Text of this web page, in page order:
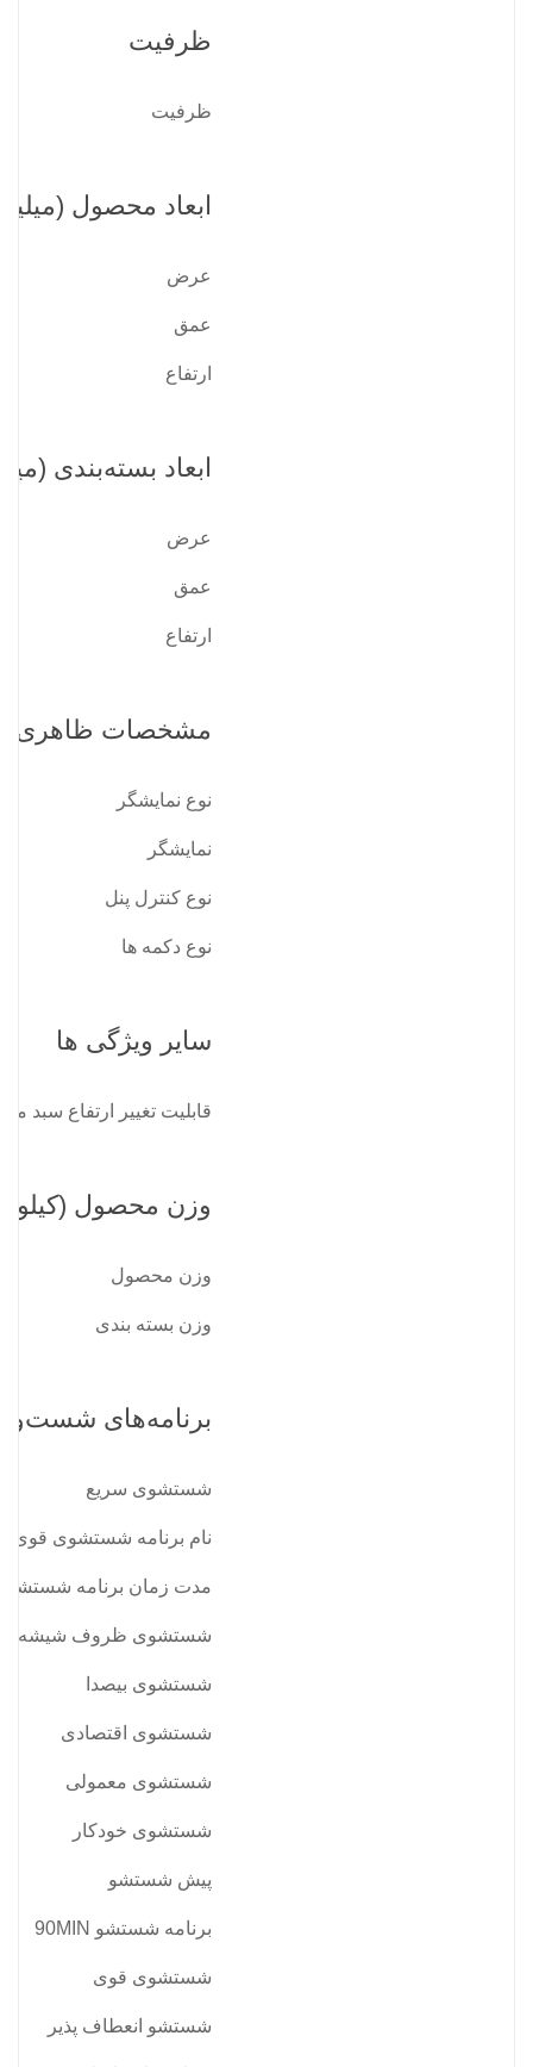
ظرفیت
ظرفیت
ابعاد محصول
عرض
عمق
ارتفاع
ابعاد بسته‌بندی
عرض
عمق
ارتفاع
مشخصات ظاهری
نوع نمایشگر
نمایشگر
نوع کنترل پنل
نوع دکمه ها
سایر ویژگی ها
قابلیت تغییر ارتفاع سبد
وزن محصول
وزن محصول
وزن بسته بندی
برنامه‌های
شستشوی سریع
نام برنامه شستشوی قوی
مدت زمان برنامه
شستشوی ظروف شیشه
شستشوی بیصدا
شستشوی اقتصادی
شستشوی معمولی
شستشوی خودکار
پیش شستشو
برنامه شستشو 90MIN
شستشوی قوی
شستشو انعطاف پذیر